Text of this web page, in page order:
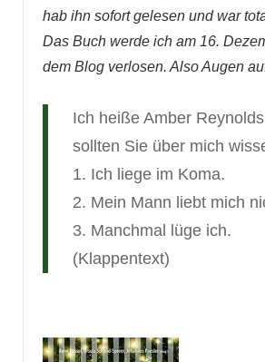
hab ihn sofort gelesen und war
Das Buch werde ich am 16.
dem Blog verlosen. Also Augen
Ich heiße Amber
sollten Sie über mich
1. Ich liege im Koma.
2. Mein Mann liebt mich
3. Manchmal lüge ich.
(Klappentext)